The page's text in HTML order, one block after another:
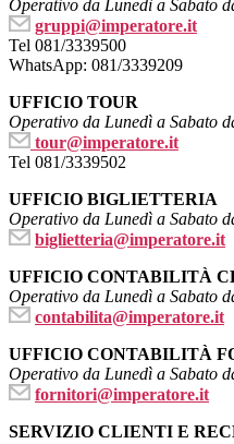
Operativo da Lunedì a Sabato
gruppi@imperatore.it
Tel 081/3339500
WhatsApp: 081/3339209
UFFICIO TOUR
Operativo da Lunedì a Sabato
tour@imperatore.it
Tel 081/3339502
UFFICIO BIGLIETTERIA
Operativo da Lunedì a Sabato
biglietteria@imperatore.it
UFFICIO CONTABILITÀ
Operativo da Lunedì a Sabato
contabilita@imperatore.it
UFFICIO CONTABILITÀ
Operativo da Lunedì a Sabato
fornitori@imperatore.it
SERVIZIO CLIENTI E